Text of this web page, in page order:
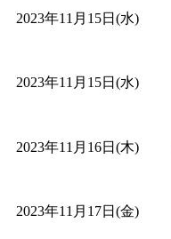
2023年11月15日(水)
2023年11月15日(水)
2023年11月16日(木)
2023年11月17日(金)